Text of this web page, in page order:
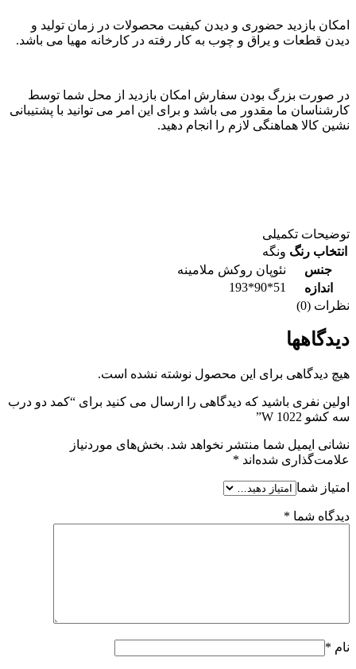
امکان بازدید حضوری و دیدن کیفیت محصولات در زمان تولید و
دیدن قطعات و یراق و چوب به کار رفته در کارخانه مهیا می باشد.
در صورت بزرگ بودن سفارش امکان بازدید از محل شما توسط
کارشناسان ما مقدور می باشد و برای این امر می توانید با پشتیبانی
نشین کالا هماهنگی لازم را انجام دهید.
توضیحات تکمیلی
انتخاب رنگ ونگه
جنس
نئوپان روکش ملامینه
اندازه
51*90*193
نظرات (0)
دیدگاهها
هیچ دیدگاهی برای این محصول نوشته نشده است.
اولین نفری باشید که دیدگاهی را ارسال می کنید برای “کمد دو درب
سه کشو W 1022”
نشانی ایمیل شما منتشر نخواهد شد. بخش‌های موردنیاز
علامت‌گذاری شده‌اند *
امتیاز شما
دیدگاه شما *
نام *